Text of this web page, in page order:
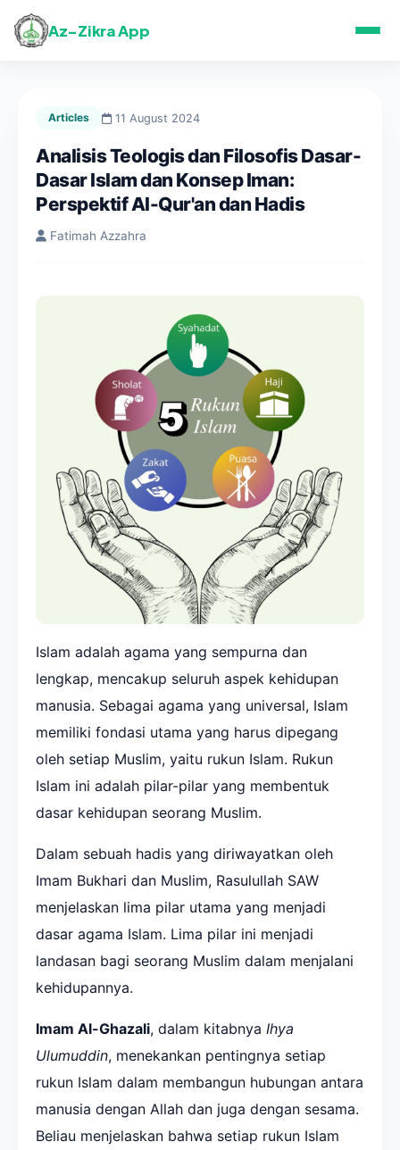
Az-Zikra App
Articles 11 August 2024
Analisis Teologis dan Filosofis Dasar-
Dasar Islam dan Konsep Iman:
Perspektif Al-Qur'an dan Hadis
Fatimah Azzahra
Islam adalah agama yang sempurna dan
lengkap, mencakup seluruh aspek kehidupan
manusia. Sebagai agama yang universal, Islam
memiliki fondasi utama yang harus dipegang
oleh setiap Muslim, yaitu rukun Islam. Rukun
Islam ini adalah pilar-pilar yang membentuk
dasar kehidupan seorang Muslim.
Dalam sebuah hadis yang diriwayatkan oleh
Imam Bukhari dan Muslim, Rasulullah SAW
menjelaskan lima pilar utama yang menjadi
dasar agama Islam. Lima pilar ini menjadi
landasan bagi seorang Muslim dalam menjalani
kehidupannya.
Imam Al-Ghazali, dalam kitabnya Ihya
Ulumuddin, menekankan pentingnya setiap
rukun Islam dalam membangun hubungan antara
manusia dengan Allah dan juga dengan sesama.
Beliau menjelaskan bahwa setiap rukun Islam